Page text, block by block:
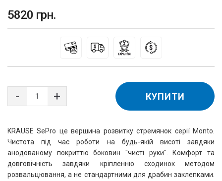
5820 грн.
KRAUSE SePro це вершина розвитку стремянок серії Monto.
Чистота під час роботи на будь-якій висоті завдяки
анодованому покриттю боковин "чисті руки". Комфорт та
довговічність завдяки кріпленню сходинок методом
розвальцювання, а не стандартними для драбин заклепками.
КУПИТИ